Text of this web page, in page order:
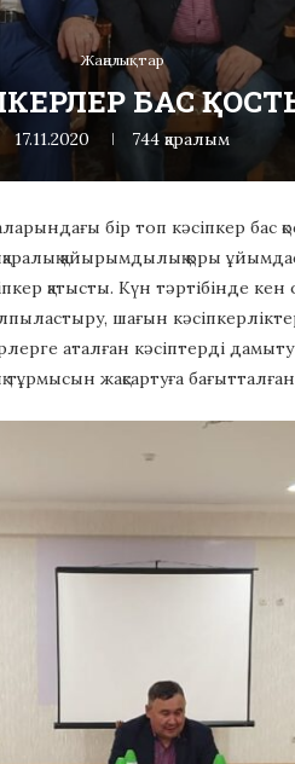
Жаңалықтар
БАС
17.11.2020 744 қаралым
бір топ кәсіпкер бас
қайырымдылық қоры
қатысты. Күн тәртібінде
шағын
аталған кәсіптерді дамыту
жақсартуға